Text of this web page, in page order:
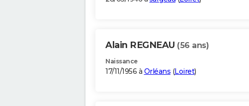
Alain REGNEAU (56 ans)
Naissance
17/11/1956 à Orléans (Loiret)